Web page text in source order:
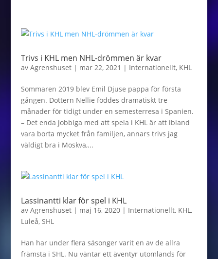
Trivs i KHL men NHL-drömmen är kvar
av Agrenshuset| mar 22, 2021 | Internationellt, KHL
Sommaren 2019 blev Emil Djuse pappa för första
gången. Dottern Nellie föddes dramatiskt tre
månader för tidigt under en semesterresa i Spanien.
– Det enda jobbiga med att spela i KHL är att ibland
vara borta mycket från familjen, annars trivs jag
väldigt bra i Moskva,...
Lassinantti klar för spel i KHL
av Agrenshuset| maj 16, 2020| Internationellt, KHL,
Luleå, SHL
Han har under flera säsonger varit en av de allra
främsta i SHL. Nu väntar ett äventyr utomlands för